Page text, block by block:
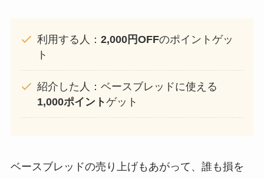
利用する人： 2,000円OFFのポイントゲッ
ト
紹介した人：ベースブレッドに使える
1,000ポイントゲット
ベースブレッドの売り上げもあがって、誰も損を